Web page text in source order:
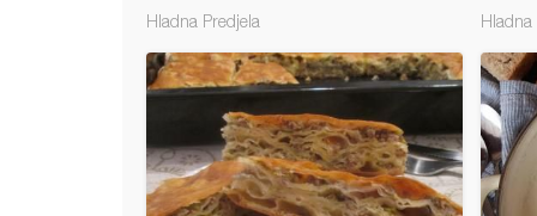
Hladna Predjela Hladna
spanaćem i nadevom